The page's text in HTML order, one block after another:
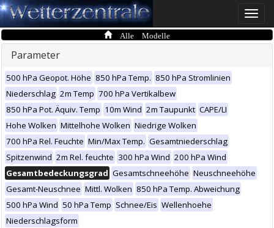
Toggle
Alle Modelle
Parameter
500 hPa Geopot. Höhe 850 hPa Temp. 850 hPa Stromlinien
Niederschlag 2m Temp 700 hPa Vertikalbew
850 hPa Pot. Äquiv. Temp 10m Wind 2m Taupunkt CAPE/LI
Hohe Wolken Mittelhohe Wolken Niedrige Wolken
700 hPa Rel. Feuchte Min/Max Temp. Gesamtniederschlag
Spitzenwind 2m Rel. feuchte 300 hPa Wind 200 hPa Wind
Gesamtbedeckungsgrad Gesamtschneehöhe Neuschneehöhe
Gesamt-Neuschnee Mittl. Wolken 850 hPa Temp. Abweichung
500 hPa Wind 50 hPa Temp Schnee/Eis Wellenhoehe
Niederschlagsform